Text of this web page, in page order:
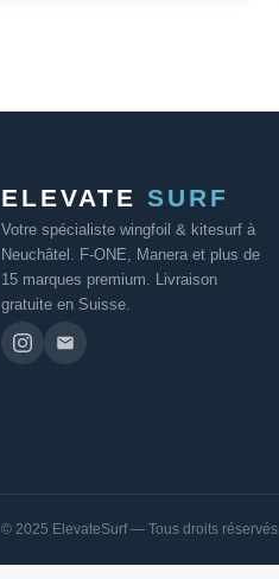
ELEVATE SURF
Votre spécialiste wingfoil & kitesurf à
Neuchâtel. F-ONE, Manera et plus de
15 marques premium. Livraison
gratuite en Suisse.
© 2025 ElevateSurf — Tous droits réservés